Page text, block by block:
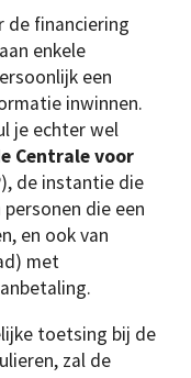
de financiering
enkele
een
inwinnen.
je echter wel
Centrale voor
de instantie die
die een
en ook van
met
toetsing bij de
zal de